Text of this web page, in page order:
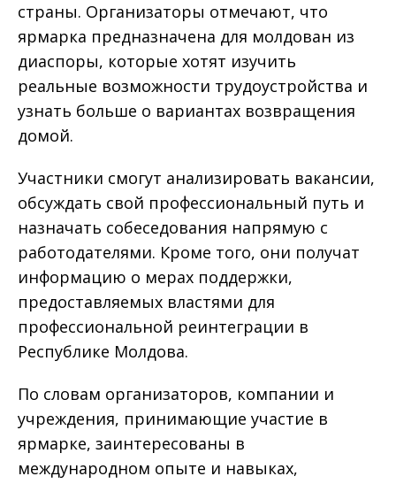
страны. Организаторы отмечают, что
ярмарка предназначена для молдован из
диаспоры, которые хотят изучить
реальные возможности трудоустройства и
узнать больше о вариантах возвращения
домой.
Участники смогут анализировать вакансии,
обсуждать свой профессиональный путь и
назначать собеседования напрямую с
работодателями. Кроме того, они получат
информацию о мерах поддержки,
предоставляемых властями для
профессиональной реинтеграции в
Республике Молдова.
По словам организаторов, компании и
учреждения, принимающие участие в
ярмарке, заинтересованы в
международном опыте и навыках,